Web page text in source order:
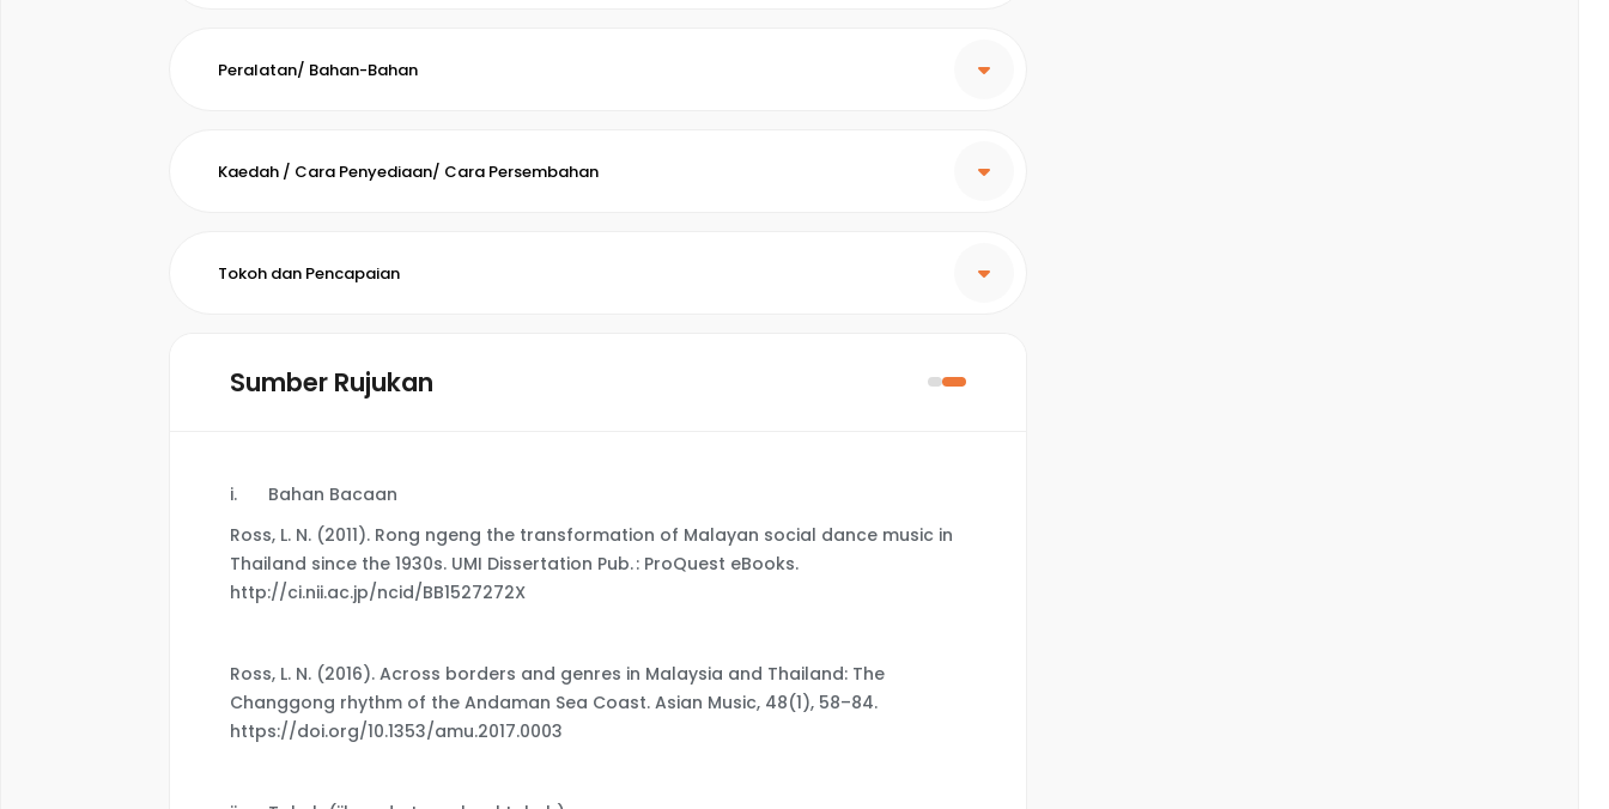
Peralatan/ Bahan-Bahan
Kaedah / Cara Penyediaan/ Cara Persembahan
Tokoh dan Pencapaian
Sumber Rujukan
i.
Bahan Bacaan
Ross, L. N. (2011). Rong ngeng the transformation of Malayan social dance music in
Thailand since the 1930s. UMI Dissertation Pub. : ProQuest eBooks.
http://ci.nii.ac.jp/ncid/BB1527272X
Ross, L. N. (2016). Across borders and genres in Malaysia and Thailand: The
Changgong rhythm of the Andaman Sea Coast. Asian Music, 48(1), 58–84.
https://doi.org/10.1353/amu.2017.0003